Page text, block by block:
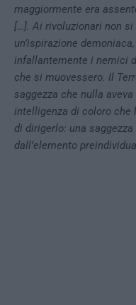
maggiormente era
[…]. Ai rivoluzionari non
un’ispirazione
infallantemente i nemici
che si muovessero. Il
saggezza che nulla
intelligenza di coloro che
di dirigerlo: una
dall’elemento